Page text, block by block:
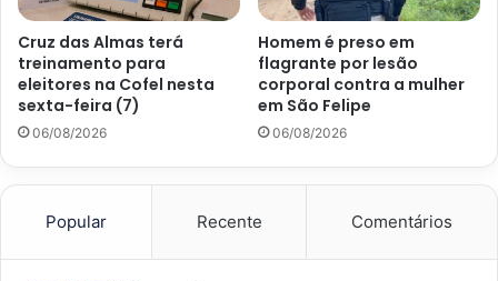
Cruz das Almas terá
treinamento para
eleitores na Cofel nesta
sexta-feira (7)
06/08/2026
Homem é preso em
flagrante por lesão
corporal contra a mulher
em São Felipe
06/08/2026
Popular Recente Comentários